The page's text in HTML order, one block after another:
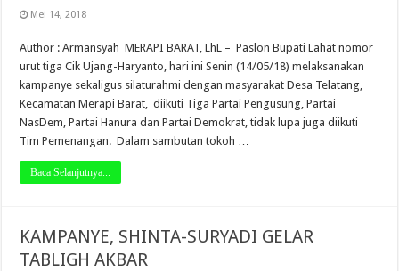
Mei 14, 2018
Author : Armansyah MERAPI BARAT, LhL – Paslon Bupati Lahat nomor
urut tiga Cik Ujang-Haryanto, hari ini Senin (14/05/18) melaksanakan
kampanye sekaligus silaturahmi dengan masyarakat Desa Telatang,
Kecamatan Merapi Barat, diikuti Tiga Partai Pengusung, Partai
NasDem, Partai Hanura dan Partai Demokrat, tidak lupa juga diikuti
Tim Pemenangan. Dalam sambutan tokoh …
Baca Selanjutnya...
KAMPANYE, SHINTA-SURYADI GELAR
TABLIGH AKBAR